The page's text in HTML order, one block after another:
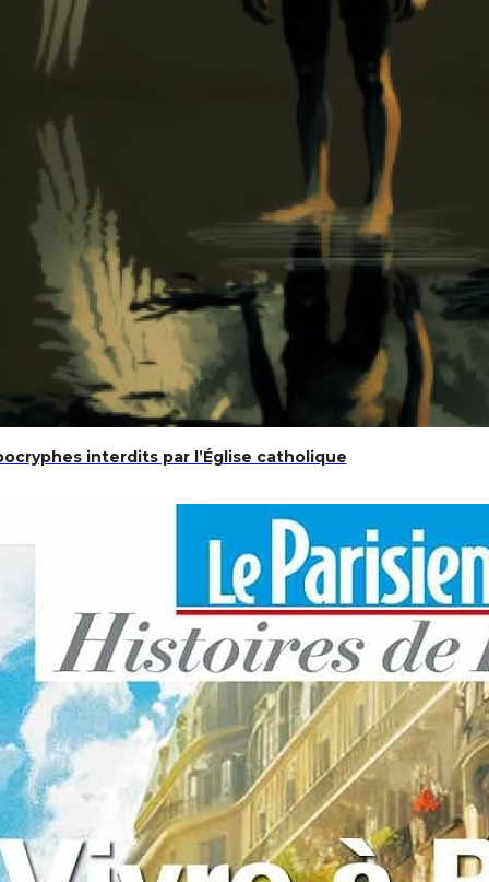
Camion de Pompier Cahier de Coloriage pour Fille
interdits par l’Église catholique